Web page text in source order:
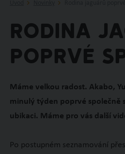
Rodina
poprvé
Máme velkou radost. Akabo,
minulý týden poprvé společně
ubikaci. Máme pro vás další
Po postupném seznamování